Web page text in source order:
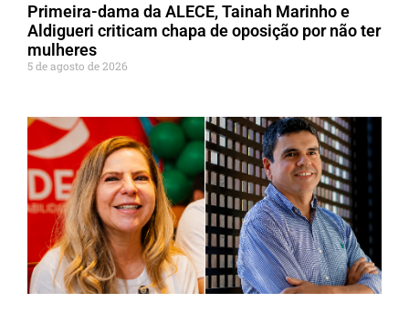
Primeira-dama da ALECE, Tainah Marinho e
Aldigueri criticam chapa de oposição por não ter
mulheres
5 de agosto de 2026